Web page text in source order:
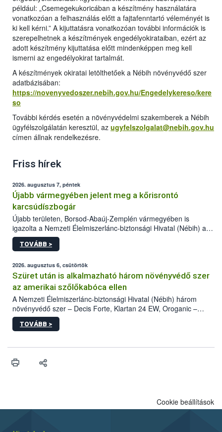
például: „Csemegekukoricában a készítmény használatára
vonatkozóan a felhasználás előtt a fajtafenntartó véleményét is
ki kell kérni.” A kijuttatásra vonatkozóan további információk is
szerepelhetnek a készítmények engedélyokirataiban, ezért az
adott készítmény kijuttatása előtt mindenképpen meg kell
ismerni az engedélyokirat tartalmát.
A készítmények okiratai letölthetőek a Nébih növényvédő szer
adatbázisában:
https://novenyvedoszer.nebih.gov.hu/Engedelykereso/kere
so
További kérdés esetén a növényvédelmi szakemberek a Nébih
ügyfélszolgálatán keresztül, az ugyfelszolgalat@nebih.gov.hu
címen állnak rendelkezésre.
Friss hírek
2026. augusztus 7, péntek
Újabb vármegyében jelent meg a kőrisrontó
karcsúdíszbogár
Újabb területen, Borsod-Abaúj-Zemplén vármegyében is
igazolta a Nemzeti Élelmiszerlánc-biztonsági Hivatal (Nébih) a
kőrisrontó karcsúdíszbogár (Agrilus planipennis) jelenlétét. A
kártevőt nem csak színcsapdában találták meg, de már fertőzött
az intenzív felderítést, emellett az intézkedéseket a szlovák
hatósággal is összehangolják a terjedés megállítása érdekében.
TOVÁBB >
2026. augusztus 6, csütörtök
Szüret után is alkalmazható három növényvédő szer
az amerikai szőlőkabóca ellen
A Nemzeti Élelmiszerlánc-biztonsági Hivatal (Nébih) három
növényvédő szer – Decis Forte, Klartan 24 EW, Oroganic –
engedélyokiratát módosította, így azok a szüretet követően,
egészen a vesszőérettség (BBCH 91) stádiumáig
érésű szőlőkben is legyen lehetőség a károsító elleni további
felhasználók számára is elérhető és ökológiai termesztésben is
TOVÁBB >
Cookie beállítások